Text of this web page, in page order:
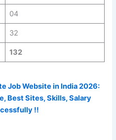
04
32
132
Job Website in India 2026:
Best Sites, Skills, Salary
!!